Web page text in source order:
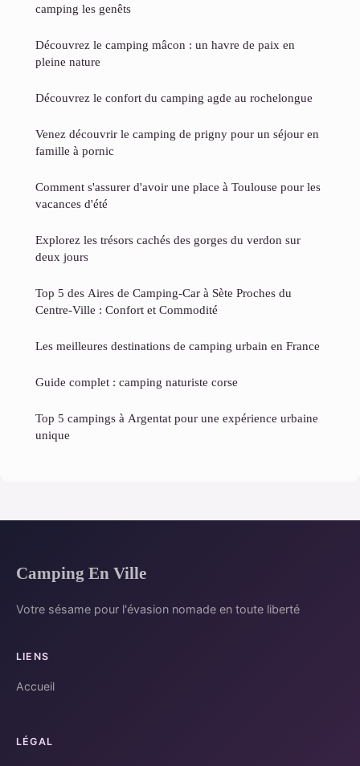
camping les genêts
Découvrez le camping mâcon : un havre de paix en
pleine nature
Découvrez le confort du camping agde au rochelongue
Venez découvrir le camping de prigny pour un séjour en
famille à pornic
Comment s'assurer d'avoir une place à Toulouse pour les
vacances d'été
Explorez les trésors cachés des gorges du verdon sur
deux jours
Top 5 des Aires de Camping-Car à Sète Proches du
Centre-Ville : Confort et Commodité
Les meilleures destinations de camping urbain en France
Guide complet : camping naturiste corse
Top 5 campings à Argentat pour une expérience urbaine
unique
Camping En Ville
Votre sésame pour l'évasion nomade en toute liberté
LIENS
Accueil
LÉGAL